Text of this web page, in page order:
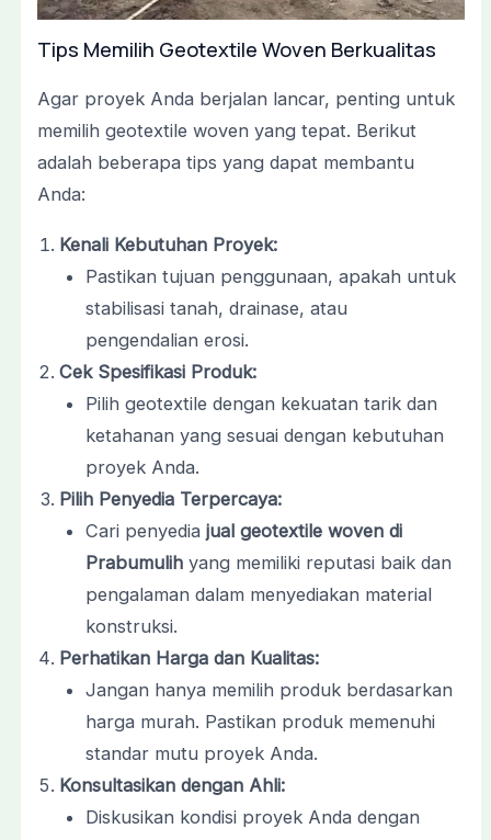
Tips Memilih Geotextile Woven Berkualitas
Agar proyek Anda berjalan lancar, penting untuk
memilih geotextile woven yang tepat. Berikut
adalah beberapa tips yang dapat membantu
Anda:
Kenali Kebutuhan Proyek:
Pastikan tujuan penggunaan, apakah untuk
stabilisasi tanah, drainase, atau
pengendalian erosi.
Cek Spesifikasi Produk:
Pilih geotextile dengan kekuatan tarik dan
ketahanan yang sesuai dengan kebutuhan
proyek Anda.
Pilih Penyedia Terpercaya:
Cari penyediajual geotextile woven di
Prabumulih yang memiliki reputasi baik dan
pengalaman dalam menyediakan material
konstruksi.
Perhatikan Harga dan Kualitas:
Jangan hanya memilih produk berdasarkan
harga murah. Pastikan produk memenuhi
standar mutu proyek Anda.
Konsultasikan dengan Ahli:
Diskusikan kondisi proyek Anda dengan